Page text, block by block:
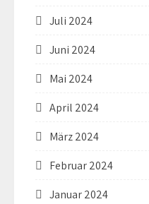
Juli 2024
Juni 2024
Mai 2024
April 2024
März 2024
Februar 2024
Januar 2024